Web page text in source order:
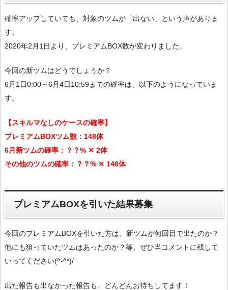
確率アップしていても、対象のツムが「出ない」という声がありま
す。
2020年2月1日より、プレミアムBOX数が変わりました。
今回の新ツムはどうでしょうか？
6月1日0:00～6月4日10:59までの確率は、以下のようになっていま
す。
【スキルマなしのケースの確率】
プレミアムBOXツム数：148体
6月新ツムの確率：？？% ✕ 2体
その他のツムの確率：？？% ✕ 146体
プレミアムBOXを引いた結果募集
今回のプレミアムBOXを引いた方は、新ツムが何回目で出たのか？
他にも狙っていたツムはあったのか？等、ぜひ当コメントに残して
いってください(^-^*)/
出た報告も出なかった報告も、どんどんお待ちしてます！